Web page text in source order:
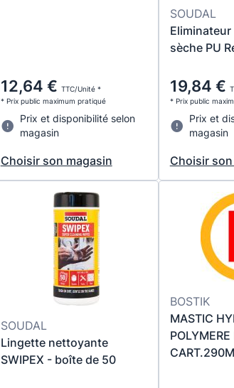
12,64 € TTC/Unité *
* Prix public maximum pratiqué
Prix et disponibilité selon
magasin
Choisir son magasin
SOUDAL
Eliminateur
sèche PU
19,84 €
* Prix public
Prix et
magasin
Choisir
SOUDAL
Lingette nettoyante
SWIPEX - boîte de 50
BOSTIK
MASTIC